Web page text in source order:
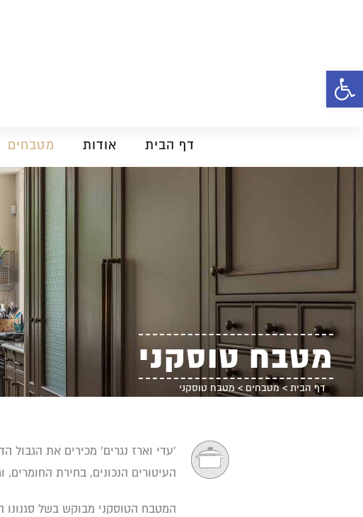
פתח סרגל נגישות
דף הבית אודות מטבחים
מטבח טוסקני
דף הבית >מטבחים >מטבח טוסקני
'עדי וארז נגרים' מכירים את
העיטורים הנכונים, בחירת
המטבח הטוסקני מבוקש בשל